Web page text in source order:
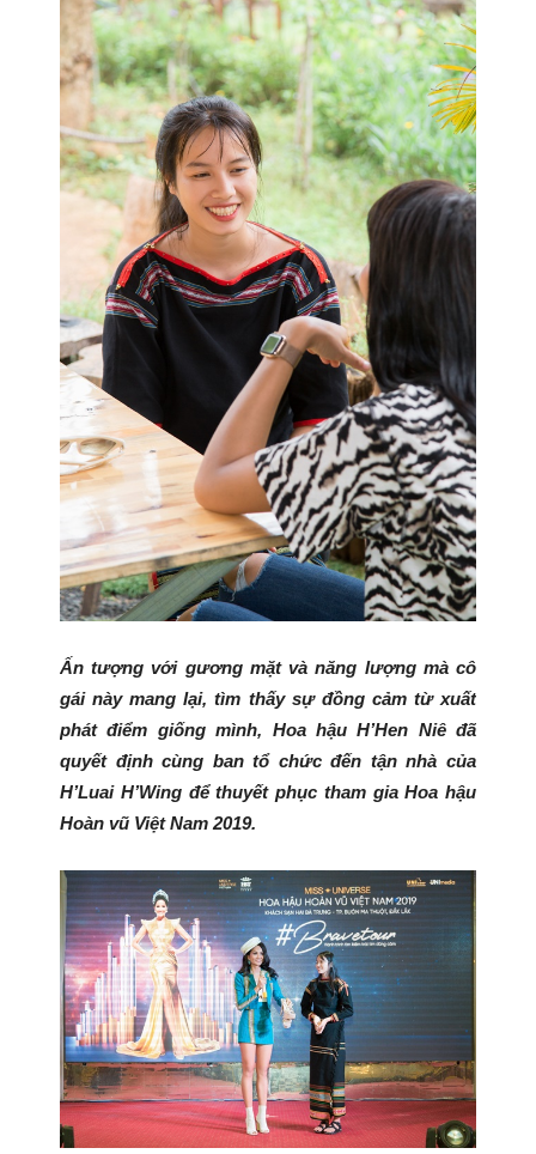
Ấn tượng với gương mặt và năng lượng mà cô
gái này mang lại, tìm thấy sự đồng cảm từ xuất
phát điểm giống mình, Hoa hậu H’Hen Niê đã
quyết định cùng ban tổ chức đến tận nhà của
H’Luai H’Wing để thuyết phục tham gia Hoa hậu
Hoàn vũ Việt Nam 2019.